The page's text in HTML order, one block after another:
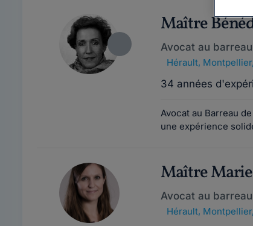
Maître
Avocat au
Hérault,
34 années
Avocat au Barreau
une expérience
Maître
Avocat au
Hérault,